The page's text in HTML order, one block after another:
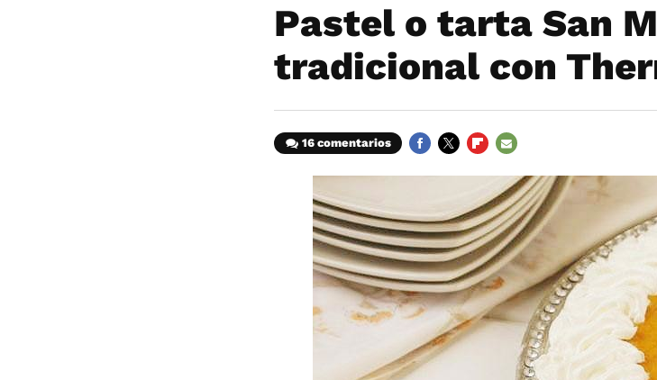
Pastel o tarta San
tradicional con
16 comentarios
MAIL